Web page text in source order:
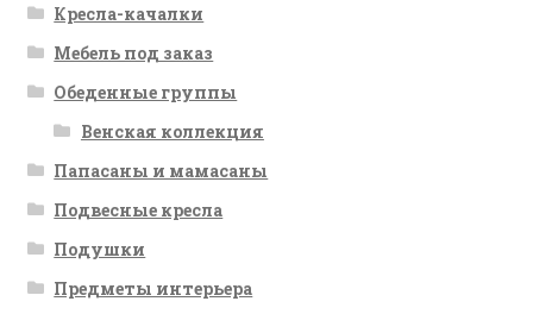
Кресла-качалки
Мебель под заказ
Обеденные группы
Венская коллекция
Папасаны и мамасаны
Подвесные кресла
Подушки
Предметы интерьера